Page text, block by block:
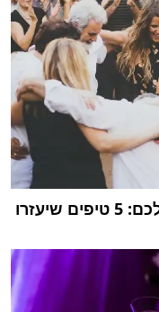
כך תבחרו תוכן מוזיקלי לאירוע שלכם: 5 טיפים שיעזרו